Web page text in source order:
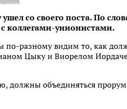
со своего поста. По
коллегами-унионистами.
разному видим то, как
Цыку и Виорелом
должны объединяться